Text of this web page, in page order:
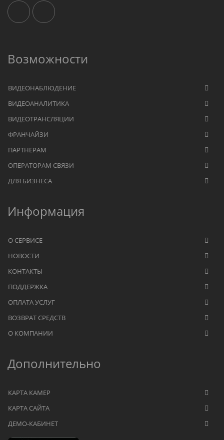
Возможности
ВИДЕОНАБЛЮДЕНИЕ
ВИДЕОАНАЛИТИКА
ВИДЕОТРАНСЛЯЦИИ
ФРАНЧАЙЗИ
ПАРТНЕРАМ
ОПЕРАТОРАМ СВЯЗИ
ДЛЯ БИЗНЕСА
Информация
О СЕРВИСЕ
НОВОСТИ
КОНТАКТЫ
ПОДДЕРЖКА
ОПЛАТА УСЛУГ
ВОЗВРАТ СРЕДСТВ
О КОМПАНИИ
Дополнительно
КАРТА КАМЕР
КАРТА САЙТА
ДЕМО-КАБИНЕТ